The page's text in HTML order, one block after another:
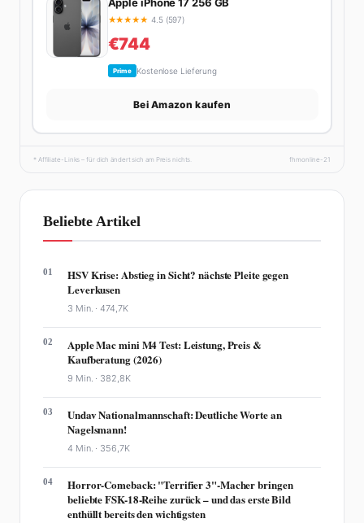
★★★★★ 4.5 (597)
€744
Prime Kostenlose Lieferung
Bei Amazon kaufen
* Affiliate-Links – für dich ändert sich am Preis nichts. fhmonline-21
Beliebte Artikel
01
HSV Krise: Abstieg in Sicht? nächste Pleite gegen
Leverkusen
3 Min. ·474,7K
02
Apple Mac mini M4 Test: Leistung, Preis &
Kaufberatung (2026)
9 Min. · 382,8K
03
Undav Nationalmannschaft: Deutliche Worte an
Nagelsmann!
4 Min. · 356,7K
04
Horror-Comeback: "Terrifier 3"-Macher bringen
beliebte FSK-18-Reihe zurück – und das erste Bild
enthüllt bereits den wichtigsten